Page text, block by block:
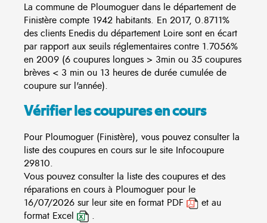
La commune de Ploumoguer dans le département de
Finistère compte 1942 habitants. En 2017, 0.8711%
des clients Enedis du département Loire sont en écart
par rapport aux seuils réglementaires contre 1.7056%
en 2009 (6 coupures longues > 3min ou 35 coupures
brèves < 3 min ou 13 heures de durée cumulée de
coupure sur l'année).
Vérifier les coupures en cours
Pour Ploumoguer (Finistère), vous pouvez consulter la
liste des coupures en cours sur le site Infocoupure
29810.
Vous pouvez consulter la liste des coupures et des
réparations en cours à Ploumoguer pour le
16/07/2026 sur leur site en format PDF
et au
format Excel
.